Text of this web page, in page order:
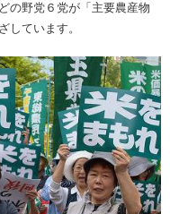
の野党６党が「主要農産物
しています。